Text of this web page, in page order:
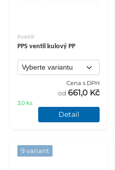
PVKPP
PPS ventil kulový PP
Cena s DPH
od 661,0 Kč
3,0 ks
Detail
9 variant